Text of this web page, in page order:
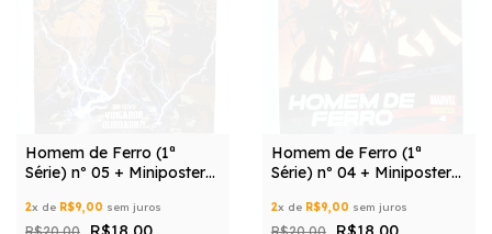
Homem de Ferro (1ª
Série) nº 05 + Miniposter
2x de R$9,00 sem juros
R$18,00
Homem de Ferro (1ª
Série) nº 04 + Miniposter
2x de R$9,00 sem juros
R$18,00